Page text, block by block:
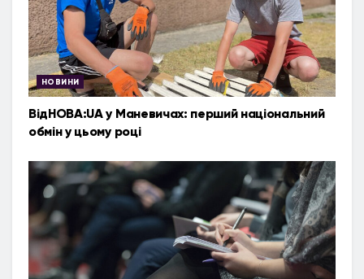
НОВИНИ
ВідНОВА:UA у Маневичах: перший національний
обмін у цьому році